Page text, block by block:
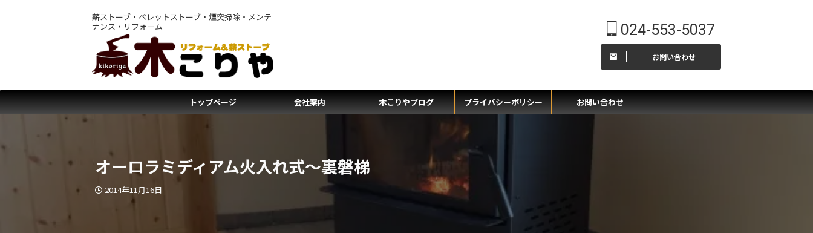
薪ストーブ・ペレットストーブ・煙突掃除・メンテ
ナンス・リフォーム
024-553-5037
お問い合わせ
トップページ 会社案内 木こりやブログ プライバシーポリシー お問い合わせ
オーロラミディアム火入れ式～裏磐梯
2014年11月16日